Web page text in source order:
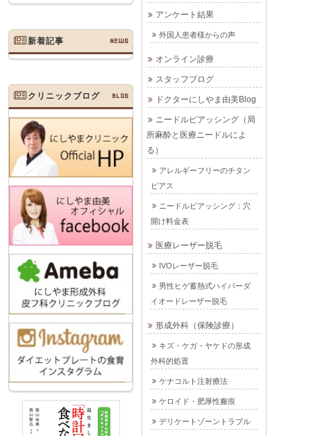
アンケート結果
外国人患者様からの声
オンライン診療
スタッフブログ
ドクターにしやま由美Blog
ニードルピアッシング（局
所麻酔と医療ニードルによ
る）
アレルギーフリーのチタン
ピアス
ニードルピアッシング：穴
開け料金表
医療レーザー脱毛
IVOレーザー脱毛
男性ヒゲ蓄熱式ハイパーダ
イオードレーザー脱毛
形成外科（保険診療）
キズ・ケガ・ヤケドの形成
外科的処置
ケナコルト注射療法
ケロイド・肥厚性瘢痕
デリケートゾーントラブル
新着記事 NEWS
クリニックブログ BLOG